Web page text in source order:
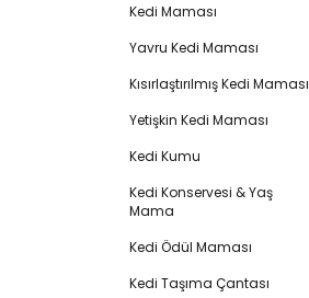
Kedi Maması
Yavru Kedi Maması
Kısırlaştırılmış Kedi Maması
Yetişkin Kedi Maması
Kedi Kumu
Kedi Konservesi & Yaş
Mama
Kedi Ödül Maması
Kedi Taşıma Çantası